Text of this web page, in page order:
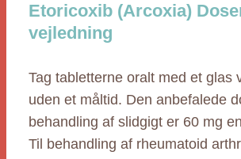
Etoricoxib (Arcoxia)
vejledning
Tag tabletterne oralt med et glas
uden et måltid. Den anbefalede
behandling af slidgigt er 60 mg
Til behandling af rheumatoid